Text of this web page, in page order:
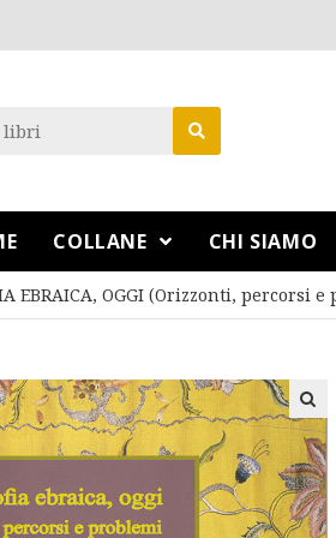
COLLANE CHI SIAMO
EBRAICA, OGGI (Orizzonti,